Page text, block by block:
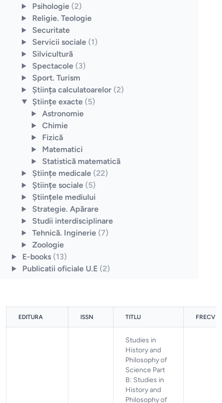
Psihologie (2)
Religie. Teologie
Securitate
Servicii sociale (1)
Silvicultură
Spectacole (3)
Sport. Turism
Ştiinţa calculatoarelor (2)
Ştiinţe exacte (5)
Astronomie
Chimie
Fizică
Matematici
Statistică matematică
Ştiinţe medicale (22)
Ştiinţe sociale (5)
Ştiinţele mediului
Strategie. Apărare
Studii interdisciplinare
Tehnică. Inginerie (7)
Zoologie
E-books (13)
Publicatii oficiale U.E (2)
EDITURA ISSN TITLU
Studies in
History and
Philosophy of
Science Part
B: Studies in
History and
Philosophy of